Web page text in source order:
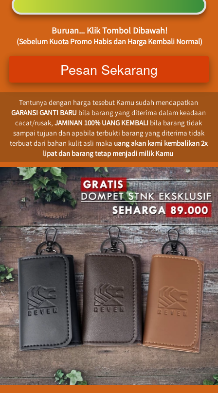
Buruan... Klik Tombol Dibawah!
(Sebelum Kuota Promo Habis dan Harga Kembali Normal)
Pesan Sekarang
GARANSI GANTI BARU bila barang yang diterima dalam keadaan
cacat/rusak, JAMINAN 100% UANG KEMBALI bila barang tidak
sampai tujuan dan apabila terbukti barang yang diterima tidak
terbuat dari bahan kulit asli maka uang akan kami kembalikan 2x
lipat dan barang tetap menjadi milik Kamu